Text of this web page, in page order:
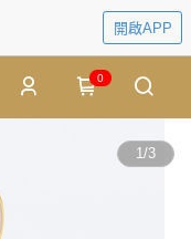
開啟APP
0
1/3